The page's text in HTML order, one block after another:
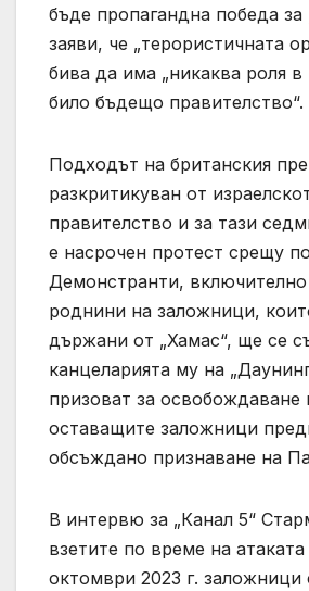
бъде пропагандна победа за
заяви, че „терористичната
бива да има „никаква роля
било бъдещо правителство“.
Подходът на британския
разкритикуван от
правителство и за тази
е насрочен протест срещу
Демонстранти,
роднини на заложници,
държани от „Хамас“, ще се
канцеларията му на
призоват за освобождаване
оставащите заложници
обсъждано признаване на
В интервю за „Канал 5“
взетите по време на
октомври 2023 г.